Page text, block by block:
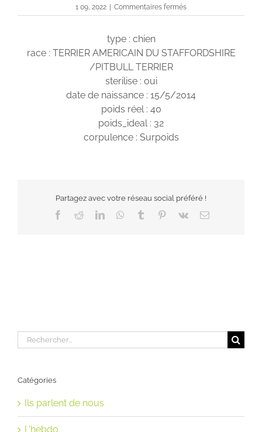
1 09, 2022 Commentaires ferméssur
Gucci
type : chien
race : TERRIER AMERICAIN DU STAFFORDSHIRE
/PITBULL TERRIER
sterilise : oui
date de naissance : 15/5/2014
poids réel : 40
poids_ideal : 32
corpulence : Surpoids
Partagez avec votre réseau social préféré !
Facebook
RedditLinkedInWhatsApp
Tumblr Pinterest
Vk Email
Rechercher:
Catégories
Ils parlent de nous
L'hebdo